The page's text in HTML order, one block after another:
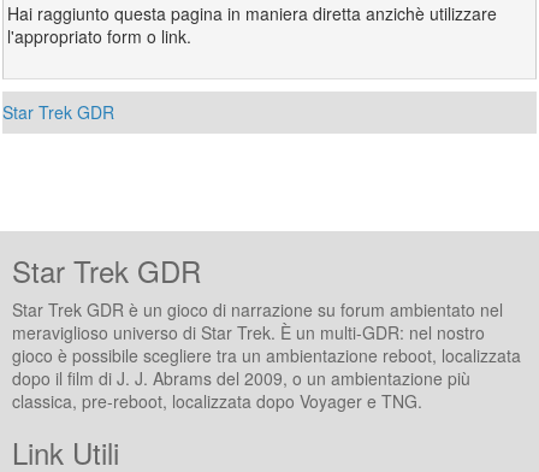
Hai raggiunto questa pagina in maniera diretta anzichè utilizzare
l'appropriato form o link.
Star Trek GDR
Star Trek GDR
Star Trek GDR è un gioco di narrazione su forum ambientato nel
meraviglioso universo di Star Trek. È un multi-GDR: nel nostro
gioco è possibile scegliere tra un ambientazione reboot, localizzata
dopo il film di J. J. Abrams del 2009, o un ambientazione più
classica, pre-reboot, localizzata dopo Voyager e TNG.
Link Utili